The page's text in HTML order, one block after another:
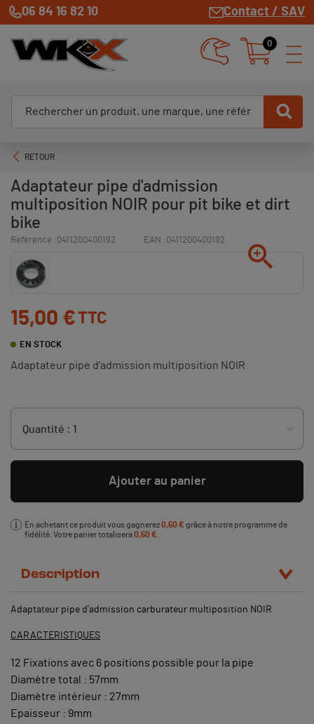
06 84 16 82 10 Contact / SAV
0
RETOUR
Adaptateur pipe d'admission
multiposition NOIR pour pit bike et dirt
bike
Référence :0411200400192 EAN :0411200400192 
15,00 €TTC
EN STOCK
Adaptateur pipe d'admission multiposition NOIR
Ajouter au panier
En achetant ce produit vous gagnerez0,60 € grâce à notre programme de
fidélité. Votre panier totalisera0,60 €
Description
Adaptateur pipe d'admission carburateur multiposition NOIR
CARACTERISTIQUES
12 Fixations avec 6 positions possible pour la pipe
Diamètre total : 57mm
Diamètre intérieur : 27mm
Epaisseur : 9mm